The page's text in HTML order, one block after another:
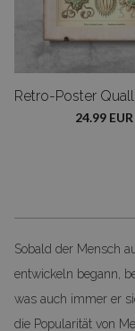
24.99 EUR
Sobald der Mensch
entwickeln begann,
was auch immer er
die Popularität von